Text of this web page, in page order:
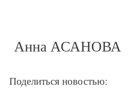
Анна АСАНОВА
Поделиться новостью: